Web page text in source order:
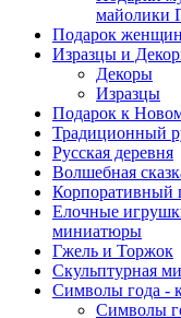
майолики
Подарок
Изразцы и
Декоры
Изразцы
Подарок к
Традиционный
Русская деревня
Волшебная
Корпоративный
Елочные
миниатюры
Гжель и Торжок
Скульптурная
Символы года -
Символы